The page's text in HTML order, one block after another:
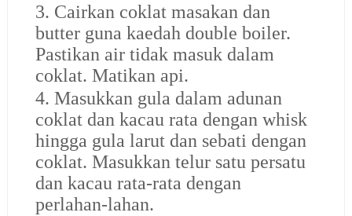
3. Cairkan coklat masakan dan
butter guna kaedah double boiler.
Pastikan air tidak masuk dalam
coklat. Matikan api.
4. Masukkan gula dalam adunan
coklat dan kacau rata dengan whisk
hingga gula larut dan sebati dengan
coklat. Masukkan telur satu persatu
dan kacau rata-rata dengan
perlahan-lahan.